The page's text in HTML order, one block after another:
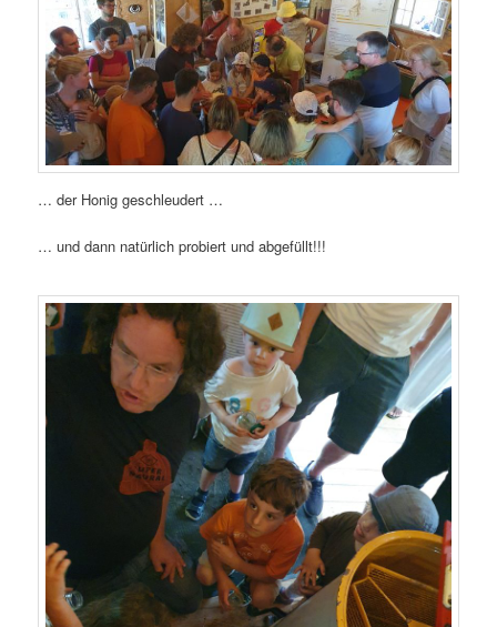
… der Honig geschleudert …
… und dann natürlich probiert und abgefüllt!!!